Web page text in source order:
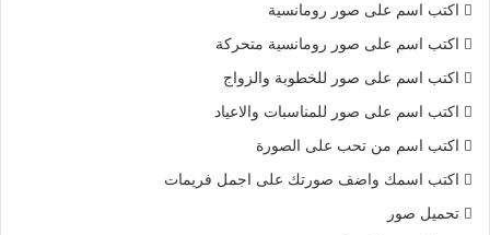
اكتب اسم على صور رومانسية
اكتب اسم على صور رومانسية متحركة
اكتب اسم على صور للخطوبة والزواج
اكتب اسم على صور للمناسبات والاعياد
اكتب اسم من تحب على الصورة
اكتب اسمك واضف صورتك على اجمل فريمات
تحميل صور